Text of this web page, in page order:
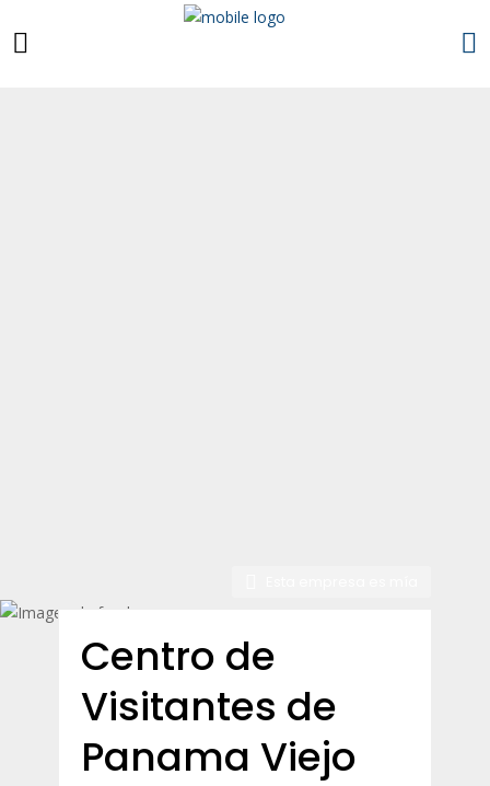
Centro de
Visitantes de
Panama Viejo